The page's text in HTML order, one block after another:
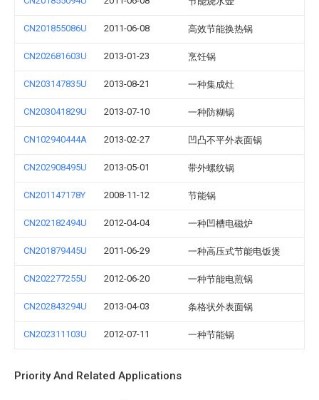
CN201855086U 2011-06-08 高效节能换热锅
CN202681603U 2013-01-23 烹饪锅
CN203147835U 2013-08-21 一种集成灶
CN203041829U 2013-07-10 一种防糊锅
CN102940444A 2013-02-27 凹凸不平外表面锅
CN202908495U 2013-05-01 带外螺纹锅
CN201147178Y 2008-11-12 节能锅
CN202182494U 2012-04-04 一种凹槽电磁炉
CN201879445U 2011-06-29 一种高压式节能电饭煲
CN202277255U 2012-06-20 一种节能电煎锅
CN202843294U 2013-04-03 条格状外表面锅
CN202311103U 2012-07-11 一种节能锅
Priority And Related Applications